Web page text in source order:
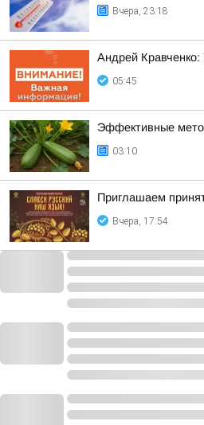
Вчера, 23:18
Андрей Кравченко:
05:45
Эффективные
03:10
Приглашаем
Вчера, 17:54